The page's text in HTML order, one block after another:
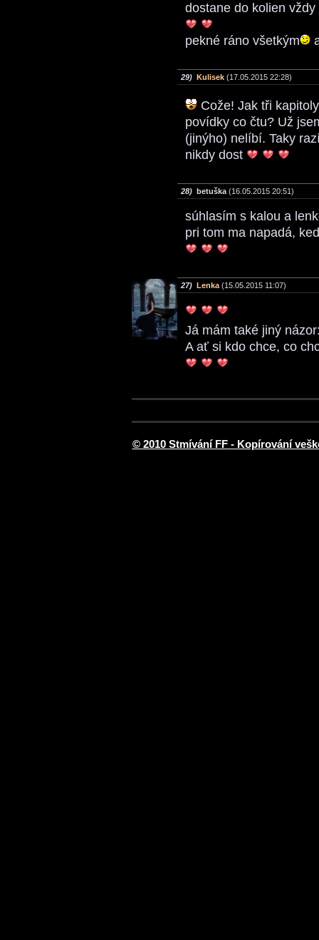
dostane do kolien
pekné ráno všetkým
29) Kulisek (17.05.2015 22:28)
Cože! Jak tři
povídky co čtu? Už
(jinýho) nelíbí. Taky
nikdy dost
28) betuška (16.05.2015 20:51)
súhlasím s kalou a
pri tom ma napadá,
27) Lenka (15.05.2015 11:07)
Já mám také jiný
A ať si kdo chce, co
© 2010 Stmívání FF - Kopírování